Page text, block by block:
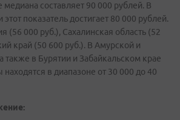
медиана составляет 90 000 рублей. В
показатель достигает 80 000 рублей.
(56 000 руб.), Сахалинская область (52
край (50 600 руб.). В Амурской и
также в Бурятии и Забайкальском крае
в диапазоне от 30 000 до 40